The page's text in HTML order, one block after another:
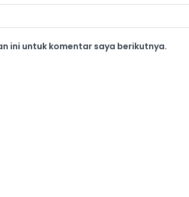
ini untuk komentar saya berikutnya.